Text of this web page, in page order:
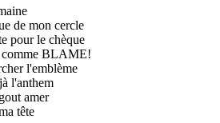
de mon cercle
pour le chèque
comme BLAME!
l'emblème
l'anthem
amer
tête